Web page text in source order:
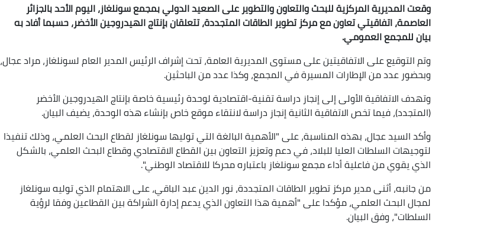
وقعت المديرية المركزية للبحث والتعاون والتطوير على الصعيد الدولي بمجمع سونلغاز، اليوم الأحد بالجزائر
العاصمة، اتفاقيتي تعاون مع مركز تطوير الطاقات المتجددة، تتعلقان بإنتاج الهيدروجين الأخضر، حسبما أفاد به
بيان للمجمع العمومي.
وتم التوقيع على الاتفاقيتين على مستوى المديرية العامة، تحت إشراف الرئيس المدير العام لسونلغاز، مراد عجال،
وبحضور عدد من الإطارات المسيرة في المجمع، وكذا عدد من الباحثين.
وتهدف الاتفاقية الأولى إلى إنجاز دراسة تقنية-اقتصادية لوحدة رئيسية خاصة بإنتاج الهيدروجين الأخضر
(المتجدد)، فيما تخص الاتفاقية الثانية إنجاز دراسة لانتقاء موقع خاص بإنشاء هذه الوحدة، يضيف البيان.
وأكد السيد عجال، بهذه المناسبة، على "الأهمية البالغة التي توليها سونلغاز لقطاع البحث العلمي، وذلك تنفيذا
لتوجيهات السلطات العليا للبلاد، في دعم وتعزيز التعاون بين القطاع الاقتصادي وقطاع البحث العلمي، بالشكل
الذي يقوي من فاعلية أداء مجمع سونلغاز باعتباره محركا للاقتصاد الوطني".
من جانبه، أثنى مدير مركز تطوير الطاقات المتجددة، نور الدين عبد الباقي، على الاهتمام الذي توليه سونلغاز
لمجال البحث العلمي، مؤكدا على "أهمية هذا التعاون الذي يدعم إدارة الشراكة بين القطاعين وفقا لرؤية
السلطات"، وفق البيان.